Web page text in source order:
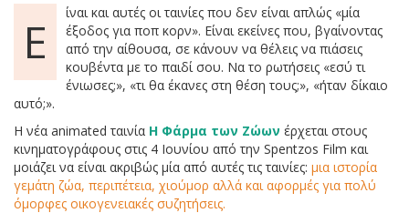
Ε
ίναι και αυτές οι ταινίες που δεν είναι απλώς «μία
έξοδος για ποπ κορν». Είναι εκείνες που, βγαίνοντας
από την αίθουσα, σε κάνουν να θέλεις να πιάσεις
κουβέντα με το παιδί σου. Να το ρωτήσεις «εσύ τι
ένιωσες;», «τι θα έκανες στη θέση τους;», «ήταν δίκαιο
αυτό;».
Η νέα animated ταινία Η Φάρμα των Ζώων έρχεται στους
κινηματογράφους στις 4 Ιουνίου από την Spentzos Film και
μοιάζει να είναι ακριβώς μία από αυτές τις ταινίες: μια ιστορία
γεμάτη ζώα, περιπέτεια, χιούμορ αλλά και αφορμές για πολύ
όμορφες οικογενειακές συζητήσεις.